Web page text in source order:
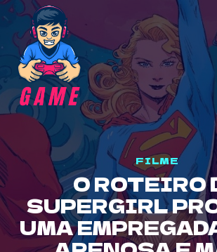
Skip
content
FILME
O ROTEIRO
SUPERGIRL
UMA